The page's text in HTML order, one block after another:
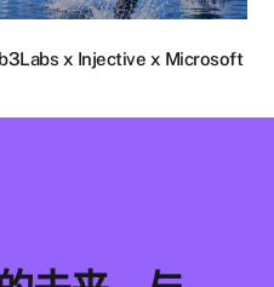
x Injective x Microsoft